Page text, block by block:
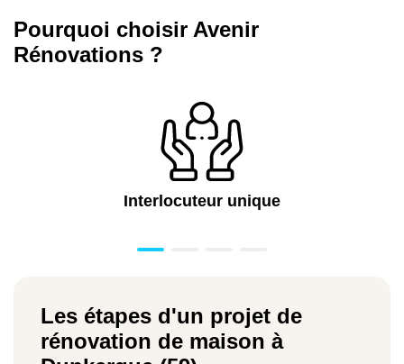
Pourquoi choisir Avenir
Rénovations ?
Interlocuteur unique
Les étapes d'un projet de
rénovation de maison à